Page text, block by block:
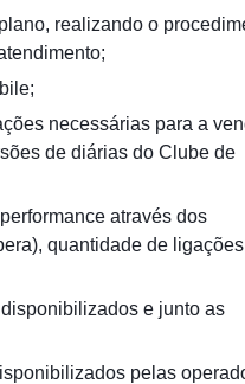
realizando o
necessárias para a
de diárias do Clube de
através dos
quantidade de ligações
e junto as
pelas